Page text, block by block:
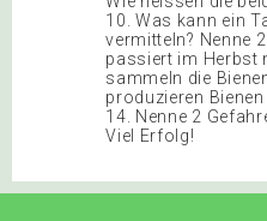
10. Was kann ein
vermitteln? Nenne
passiert im Herbst
sammeln die
produzieren
14. Nenne 2
Viel Erfolg!